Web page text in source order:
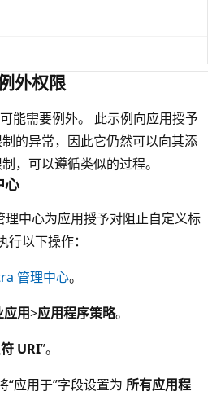
外权限
能需要例外。 此示例向应用授予
的异常，因此它仍然可以向其添
，可以遵循类似的过程。
心
中心为应用授予对阻止自定义标
以下操作：
管理中心。
应用>应用程序策略。
URI”。
“应用于”字段设置为 所有应用程